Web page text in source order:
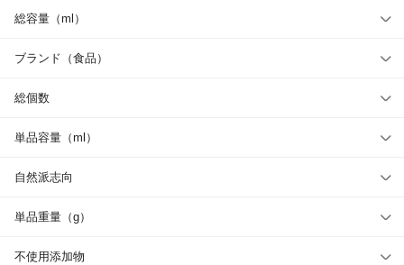
総容量（ml）
ブランド（食品）
総個数
単品容量（ml）
自然派志向
単品重量（g）
不使用添加物